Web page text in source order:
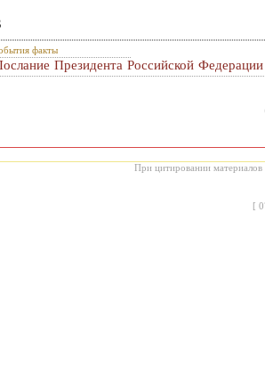
факты
Президента Российской
При цитировании материалов
[